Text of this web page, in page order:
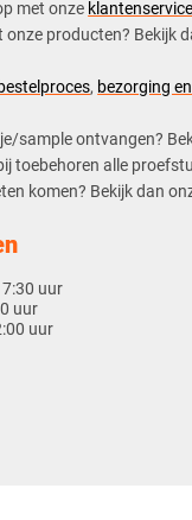
met onze klantenservice
onze producten? Bekijk
bestelproces, bezorging
sample ontvangen?
toebehoren alle
komen? Bekijk dan
uur
uur
uur